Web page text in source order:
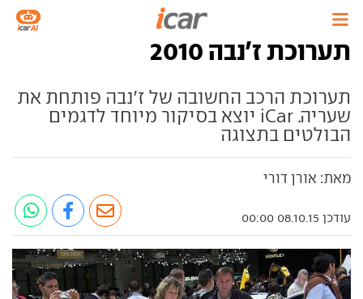
תערוכת ז'נבה 2010
תערוכת הרכב החשובה של ז'נבה פותחת את
שעריה. iCar יוצא בסיקור מיוחד לדגמים
הבולטים בתצוגה
מאת: אורן דורי
עודכן 08.10.15 00:00